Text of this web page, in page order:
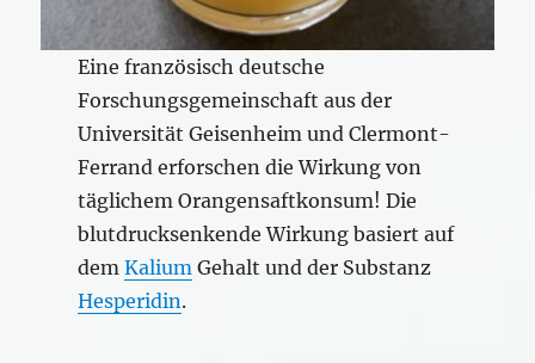
Eine französisch deutsche
Forschungsgemeinschaft aus der
Universität Geisenheim und Clermont-
Ferrand erforschen die Wirkung von
täglichem Orangensaftkonsum! Die
blutdrucksenkende Wirkung basiert auf
dem Kalium Gehalt und der Substanz
Hesperidin.